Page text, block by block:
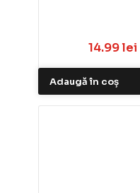
14.99 lei
Adaugă în coș